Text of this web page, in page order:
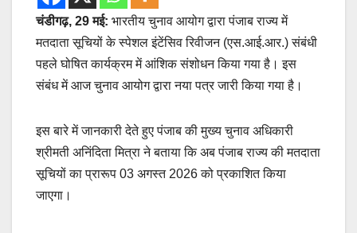
चंडीगढ़, 29 मई: भारतीय चुनाव आयोग द्वारा पंजाब राज्य में
मतदाता सूचियों के स्पेशल इंटेंसिव रिवीजन (एस.आई.आर.) संबंधी
पहले घोषित कार्यक्रम में आंशिक संशोधन किया गया है। इस
संबंध में आज चुनाव आयोग द्वारा नया पत्र जारी किया गया है।
इस बारे में जानकारी देते हुए पंजाब की मुख्य चुनाव अधिकारी
श्रीमती अनिंदिता मित्रा ने बताया कि अब पंजाब राज्य की मतदाता
सूचियों का प्रारूप 03 अगस्त 2026 को प्रकाशित किया
जाएगा।